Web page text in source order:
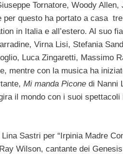
Tornatore, Woody
questo ha portato a casa
in Italia e all’estero. Al suo
Virna Lisi, Stefania
Luca Zingaretti, Massimo
mentre con la musica ha
Mi manda Picone di Nanni
il mondo con i suoi
Sastri per “Irpinia Madre
Wilson, cantante dei